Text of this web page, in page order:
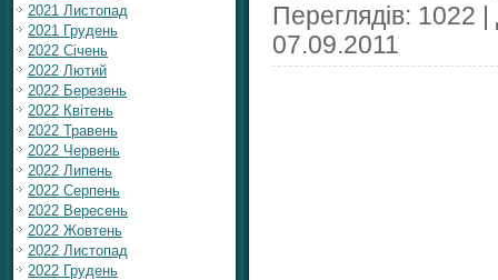
2021 Листопад
2021 Грудень
2022 Січень
2022 Лютий
2022 Березень
2022 Квітень
2022 Травень
2022 Червень
2022 Липень
2022 Серпень
2022 Вересень
2022 Жовтень
2022 Листопад
2022 Грудень
Переглядів: 1022
07.09.2011